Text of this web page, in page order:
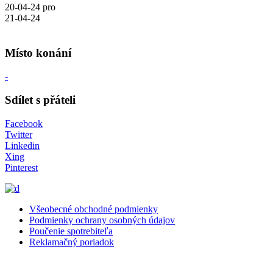
20-04-24 pro
21-04-24
Místo konání
-
Sdílet s přáteli
Facebook
Twitter
Linkedin
Xing
Pinterest
Všeobecné obchodné podmienky
Podmienky ochrany osobných údajov
Poučenie spotrebiteľa
Reklamačný poriadok